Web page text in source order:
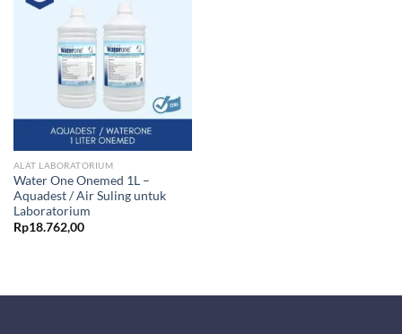
ALAT LABORATORIUM
Water One Onemed 1L –
Aquadest / Air Suling untuk
Laboratorium
Rp18.762,00